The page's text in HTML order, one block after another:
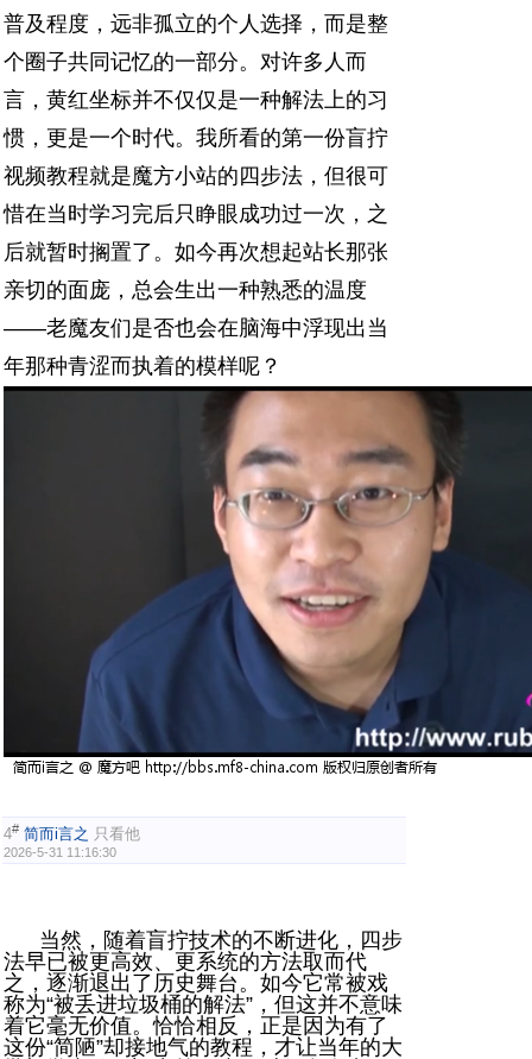
普及程度，远非孤立的个人选择，而是整
个圈子共同记忆的一部分。对许多人而
言，黄红坐标并不仅仅是一种解法上的习
惯，更是一个时代。 我所看的第一份盲拧
视频教程就是魔方小站的四步法，但很可
惜在当时学习完后只睁眼成功过一次，之
后就暂时搁置了。如今再次想起站长那张
亲切的面庞，总会生出一种熟悉的温度
——老魔友们是否也会在脑海中浮现出当
年那种青涩而执着的模样呢？
4# 简而i言之 只看他
2026-5-31 11:16:30
当然，随着盲拧技术的不断进化，四步
法早已被更高效、更系统的方法取而代
之，逐渐退出了历史舞台。如今它常被戏
称为“被丢进垃圾桶的解法”，但这并不意味
着它毫无价值。恰恰相反，正是因为有了
这份“简陋”却接地气的教程，才让当年的大